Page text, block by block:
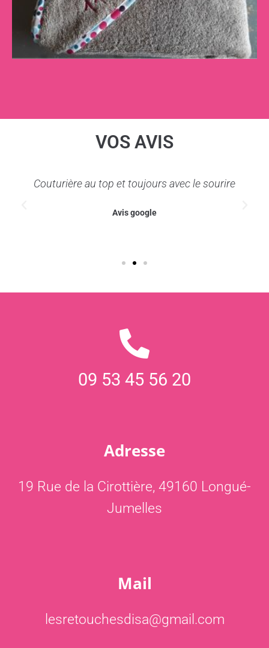
VOS AVIS
Couturière au top et toujours avec le sourire
Avis google
09 53 45 56 20
Adresse
19 Rue de la Cirottière, 49160 Longué-
Jumelles
Mail
lesretouchesdisa@gmail.com